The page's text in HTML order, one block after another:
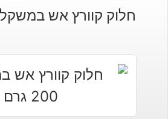
חלוק קוורץ אש במשקל: כ 200